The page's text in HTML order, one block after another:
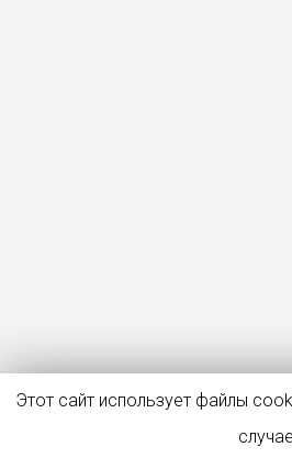
Этот сайт использует файлы